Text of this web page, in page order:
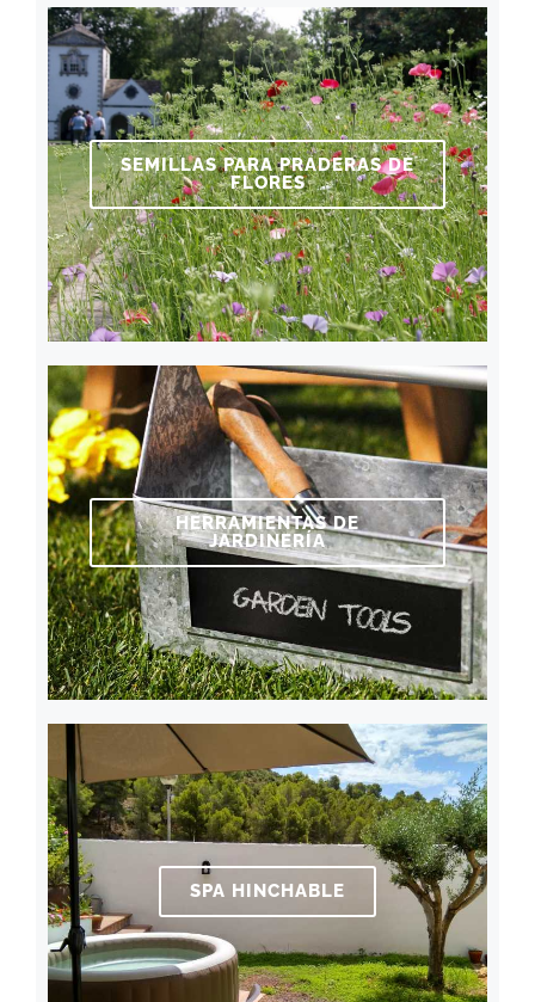
SEMILLAS PARA PRADERAS DE
FLORES
HERRAMIENTAS DE
JARDINERÍA
SPA HINCHABLE